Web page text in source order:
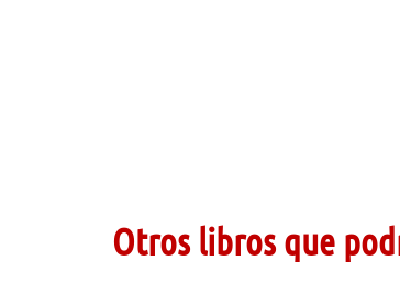
Otros libros que